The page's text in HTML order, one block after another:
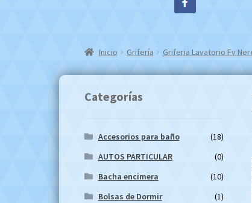
Inicio Grifería Griferia Lavatorio Fv
Categorías
Accesorios para baño
(18)
AUTOS PARTICULAR
(0)
Bacha encimera
(10)
Bolsas de Dormir
(1)